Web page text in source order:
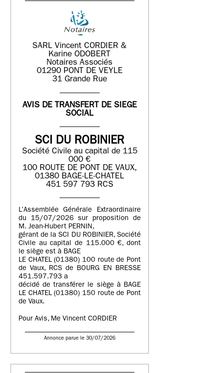
SARL Vincent CORDIER &
Karine ODOBERT
Notaires Associés
01290 PONT DE VEYLE
31 Grande Rue
AVIS DE TRANSFERT DE SIEGE
SOCIAL
SCI DU ROBINIER
Société Civile au capital de 115
000 €
100 ROUTE DE PONT DE VAUX,
01380 BAGE-LE-CHATEL
451 597 793 RCS
L’Assemblée Générale Extraordinaire
du 15/07/2026 sur proposition de
M. Jean-Hubert PERNIN,
gérant de la SCI DU ROBINIER, Société
Civile au capital de 115.000 €, dont
le siège est à BAGE
LE CHATEL (01380) 100 route de Pont
de Vaux, RCS de BOURG EN BRESSE
451.597.793 a
décidé de transférer le siège à BAGE
LE CHATEL (01380) 150 route de Pont
de Vaux.
Pour Avis, Me Vincent CORDIER
Annonce parue le 30/07/2026